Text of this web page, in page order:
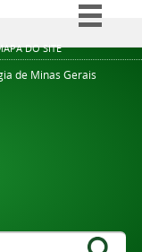
DO SITE
BR
de Minas Gerais